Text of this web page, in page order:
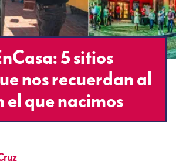
5 sitios
nos recuerdan al
el que nacimos